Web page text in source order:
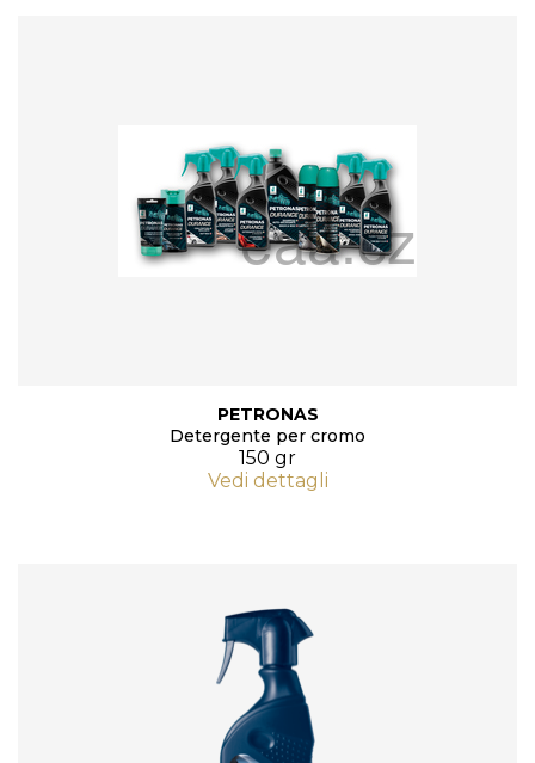
PETRONAS
Detergente per cromo
150 gr
Vedi dettagli